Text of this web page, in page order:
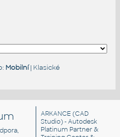
Mobilní| Klasické
ARKANCE (CAD
Studio) - Autodesk
Platinum Partner &